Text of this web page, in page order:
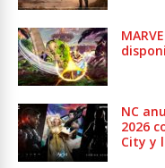
NC
2026
City y